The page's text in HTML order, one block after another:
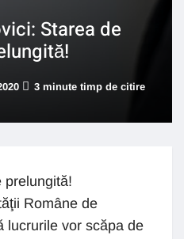
Starea de
3 minute timp de citire
prelungită!
Române de
lucrurile vor scăpa de